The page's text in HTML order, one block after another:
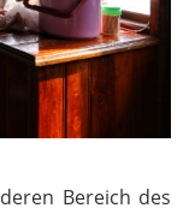
Bereich des